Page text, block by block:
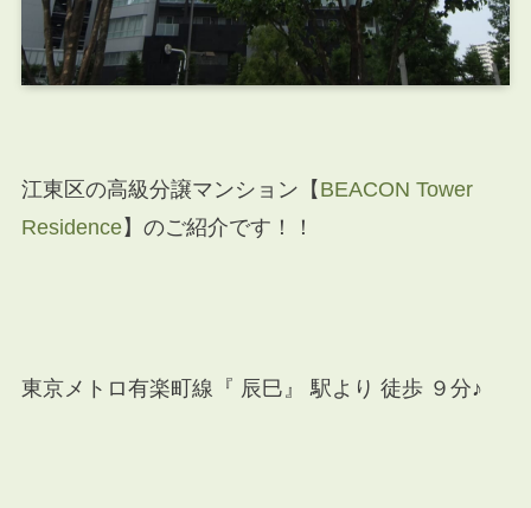
江東区の高級分譲マンション【 BEACON Tower
Residence】のご紹介です！！
東京メトロ有楽町線『 辰巳』 駅より 徒歩 ９分♪